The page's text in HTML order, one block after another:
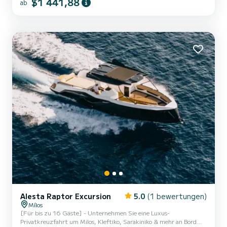
Ihre Vorlieben angepasst werden können, um ein wirklich
ab
Alesta Raptor Excursion 5.0 (1 bewertungen)
Mílos
[Für bis zu 16 Gäste] - Unternehmen Sie eine Luxus-
Privatkreuzfahrt um Milos, Kleftiko, Sarakiniko & mehr an Bord